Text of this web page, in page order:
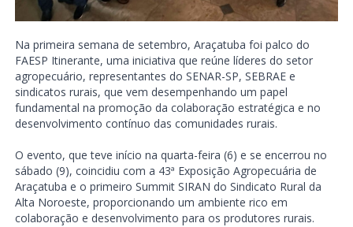
Na primeira semana de setembro, Araçatuba foi palco do
FAESP Itinerante, uma iniciativa que reúne líderes do setor
agropecuário, representantes do SENAR-SP, SEBRAE e
sindicatos rurais, que vem desempenhando um papel
fundamental na promoção da colaboração estratégica e no
desenvolvimento contínuo das comunidades rurais.
O evento, que teve início na quarta-feira (6) e se encerrou no
sábado (9), coincidiu com a 43ª Exposição Agropecuária de
Araçatuba e o primeiro Summit SIRAN do Sindicato Rural da
Alta Noroeste, proporcionando um ambiente rico em
colaboração e desenvolvimento para os produtores rurais.